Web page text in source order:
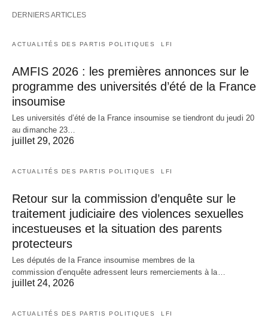
DERNIERS ARTICLES
ACTUALITÉS DES PARTIS POLITIQUES LFI
AMFIS 2026 : les premières annonces sur le
programme des universités d’été de la France
insoumise
Les universités d’été de la France insoumise se tiendront du jeudi 20
au dimanche 23…
juillet 29, 2026
ACTUALITÉS DES PARTIS POLITIQUES LFI
Retour sur la commission d’enquête sur le
traitement judiciaire des violences sexuelles
incestueuses et la situation des parents
protecteurs
Les députés de la France insoumise membres de la
commission d’enquête adressent leurs remerciements à la…
juillet 24, 2026
ACTUALITÉS DES PARTIS POLITIQUES LFI